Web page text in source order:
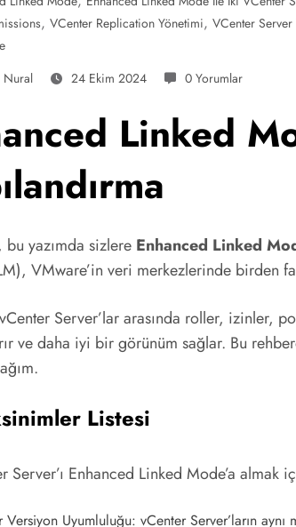
, VCenter Replication Yönetimi, VCenter Server
Nural
24 Ekim 2024 0 Yorumlar
Linked
yazımda sizlere Enhanced Linked
VMware’in veri merkezlerinde birden
Server’lar arasında roller, izinler,
ve daha iyi bir görünüm sağlar. Bu
Listesi
Server’ı Enhanced Linked Mode’a almak
Versiyon Uyumluluğu: vCenter Server’ların